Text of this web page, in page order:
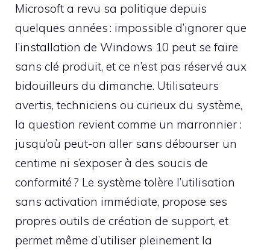
Microsoft a revu sa politique depuis
quelques années : impossible d’ignorer que
l’installation de Windows 10 peut se faire
sans clé produit, et ce n’est pas réservé aux
bidouilleurs du dimanche. Utilisateurs
avertis, techniciens ou curieux du système,
la question revient comme un marronnier :
jusqu’où peut-on aller sans débourser un
centime ni s’exposer à des soucis de
conformité ? Le système tolère l’utilisation
sans activation immédiate, propose ses
propres outils de création de support, et
permet même d’utiliser pleinement la